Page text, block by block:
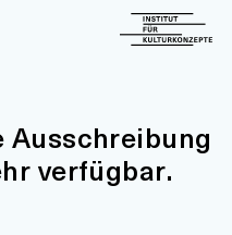
Ausschreibung
verfügbar.